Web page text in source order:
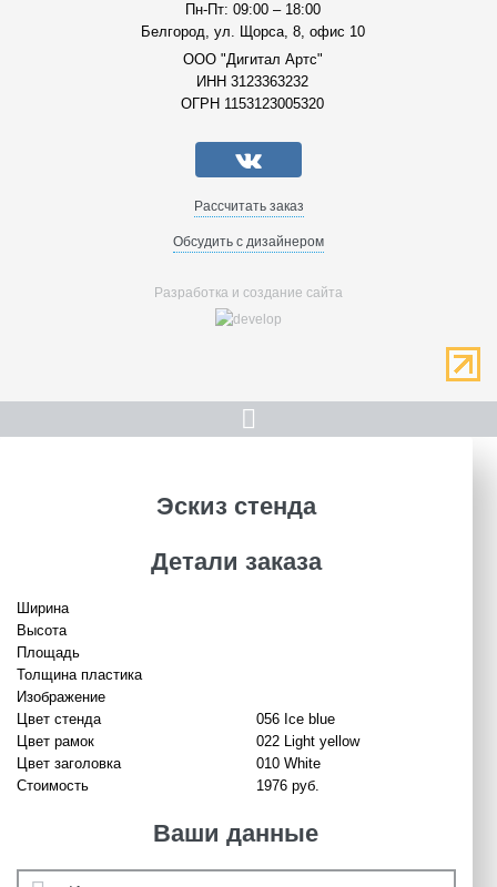
Пн-Пт: 09:00 – 18:00
Белгород, ул. Щорса, 8, офис 10
ООО "Дигитал Артс"
ИНН 3123363232
ОГРН 1153123005320
Рассчитать заказ
Обсудить с дизайнером
Разработка и создание сайта

Эскиз стенда
Детали заказа
Ширина
Высота
Площадь
Толщина пластика
Изображение
Цвет стенда
056 Ice blue
Цвет рамок
022 Light yellow
Цвет заголовка
010 White
Стоимость
1976 руб.
Ваши данные